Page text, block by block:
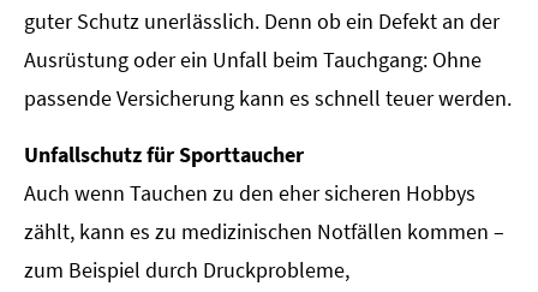
guter Schutz unerlässlich. Denn ob ein Defekt an der
Ausrüstung oder ein Unfall beim Tauchgang: Ohne
passende Versicherung kann es schnell teuer werden.
Unfallschutz für Sporttaucher
Auch wenn Tauchen zu den eher sicheren Hobbys
zählt, kann es zu medizinischen Notfällen kommen –
zum Beispiel durch Druckprobleme,